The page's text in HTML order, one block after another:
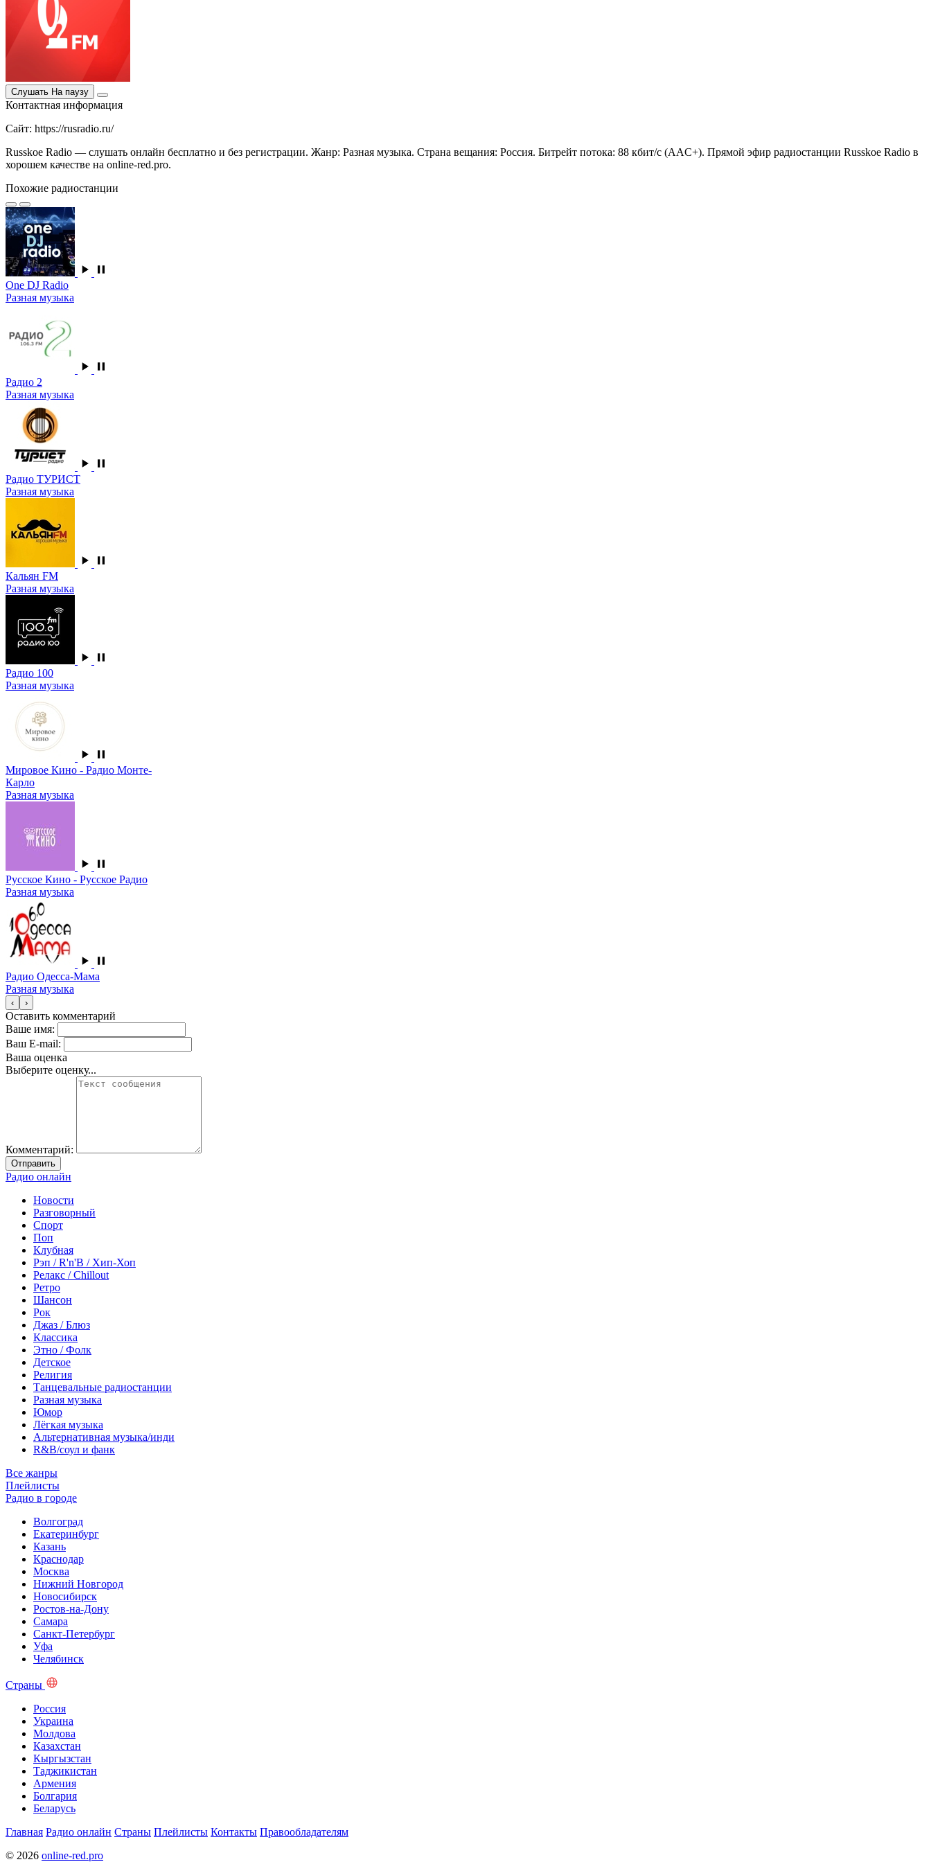
Слушать На паузу
Контактная информация
Сайт: https://rusradio.ru/
Russkoe Radio — слушать онлайн бесплатно и без регистрации. Жанр: Разная музыка. Страна вещания: Россия. Битрейт потока: 88 кбит/с (AAC+). Прямой эфир радиостанции Russkoe Radio в
хорошем качестве на online-red.pro.
Похожие радиостанции
One DJ Radio
Разная музыка
Радио 2
Разная музыка
Радио ТУРИСТ
Разная музыка
Кальян FM
Разная музыка
Радио 100
Разная музыка
Мировое Кино - Радио Монте-
Карло
Разная музыка
Русское Кино - Русское Радио
Разная музыка
Радио Одесса-Мама
Разная музыка
‹ ›
Оставить комментарий
Ваше имя:
Ваш E-mail:
Ваша оценка
Выберите оценку...
Комментарий:
Отправить
Радио онлайн
Новости
Разговорный
Спорт
Поп
Клубная
Рэп / R'n'B / Хип-Хоп
Релакс / Chillout
Ретро
Шансон
Рок
Джаз / Блюз
Классика
Этно / Фолк
Детское
Религия
Танцевальные радиостанции
Разная музыка
Юмор
Лёгкая музыка
Альтернативная музыка/инди
R&B/cоул и фанк
Все жанры
Плейлисты
Радио в городе
Волгоград
Екатеринбург
Казань
Краснодар
Москва
Нижний Новгород
Новосибирск
Ростов-на-Дону
Самара
Санкт-Петербург
Уфа
Челябинск
Страны
Россия
Украина
Молдова
Казахстан
Кыргызстан
Таджикистан
Армения
Болгария
Беларусь
Главная Радио онлайн Страны Плейлисты Контакты Правообладателям
© 2026 online-red.pro